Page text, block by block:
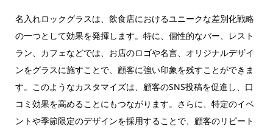
名入れロックグラスは、飲食店におけるユニークな差別化戦略
の一つとして効果を発揮します。特に、個性的なバー、レスト
ラン、カフェなどでは、お店のロゴや名言、オリジナルデザイ
ンをグラスに施すことで、顧客に強い印象を残すことができま
す。このようなカスタマイズは、顧客のSNS投稿を促進し、口
コミ効果を高めることにもつながります。さらに、特定のイベ
ントや季節限定のデザインを採用することで、顧客のリピート